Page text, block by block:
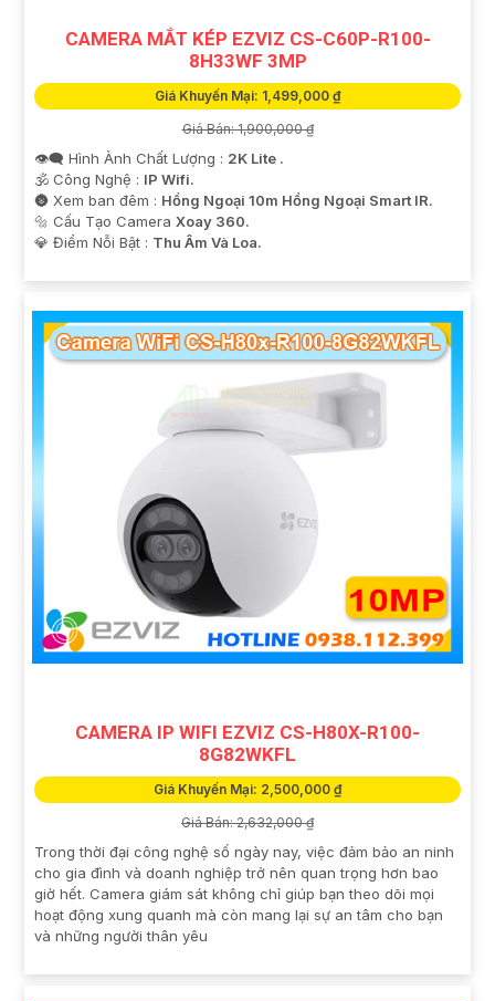
CAMERA MẮT KÉP EZVIZ CS-C60P-R100-
8H33WF 3MP
Giá Khuyến Mại: 1,499,000 ₫
Giá Bán: 1,900,000 ₫
👁️‍🗨 Hình Ành Chất Lượng : 2K Lite .
🕉️ Công Nghệ : IP Wifi.
🌚 Xem ban đêm : Hồng Ngoại 10m Hồng Ngoại Smart IR.
🔩 Cấu Tạo Camera Xoay 360.
️💎 Điểm Nỗi Bật : Thu Âm Và Loa.
CAMERA IP WIFI EZVIZ CS-H80X-R100-
8G82WKFL
Giá Khuyến Mại: 2,500,000 ₫
Giá Bán: 2,632,000 ₫
Trong thời đại công nghệ số ngày nay, việc đảm bảo an ninh
cho gia đình và doanh nghiệp trở nên quan trọng hơn bao
giờ hết. Camera giám sát không chỉ giúp bạn theo dõi mọi
hoạt động xung quanh mà còn mang lại sự an tâm cho bạn
và những người thân yêu